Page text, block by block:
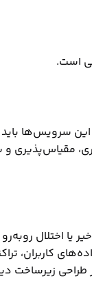
است.
سرویس‌ها باید
اختلال روبه‌رو
کاربران،
طراحی زیرساخت